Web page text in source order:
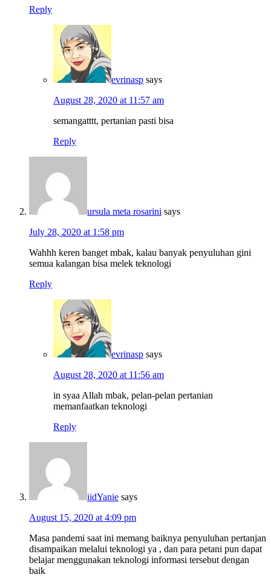
Reply
evrinasp says
August 28, 2020 at 11:57 am
semangatttt, pertanian pasti bisa
Reply
ursula meta rosarini says
July 28, 2020 at 1:58 pm
Wahhh keren banget mbak, kalau banyak penyuluhan gini
semua kalangan bisa melek teknologi
Reply
evrinasp says
August 28, 2020 at 11:56 am
in syaa Allah mbak, pelan-pelan pertanian
memanfaatkan teknologi
Reply
iidYanie says
August 15, 2020 at 4:09 pm
Masa pandemi saat ini memang baiknya penyuluhan pertanjan
disampaikan melalui teknologi ya , dan para petani pun dapat
belajar menggunakan teknologi informasi tersebut dengan
baik